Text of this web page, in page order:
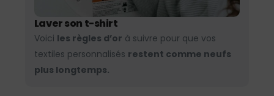
Laver son t-shirt
Voici les règles d’or à suivre pour que vos
textiles personnalisés restent comme neufs
plus longtemps.